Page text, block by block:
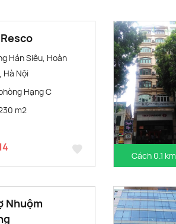
Hán Siêu, Hoàn
Hà Nội
Hạng C
m2
Cách 0.1 km
Nhuộm